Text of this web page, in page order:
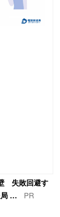
失敗回避す
局 …
PR